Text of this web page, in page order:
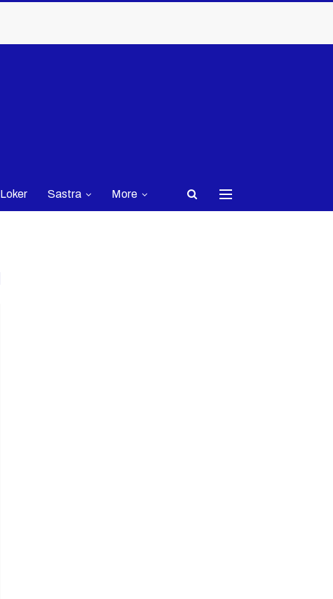
Loker Sastra More